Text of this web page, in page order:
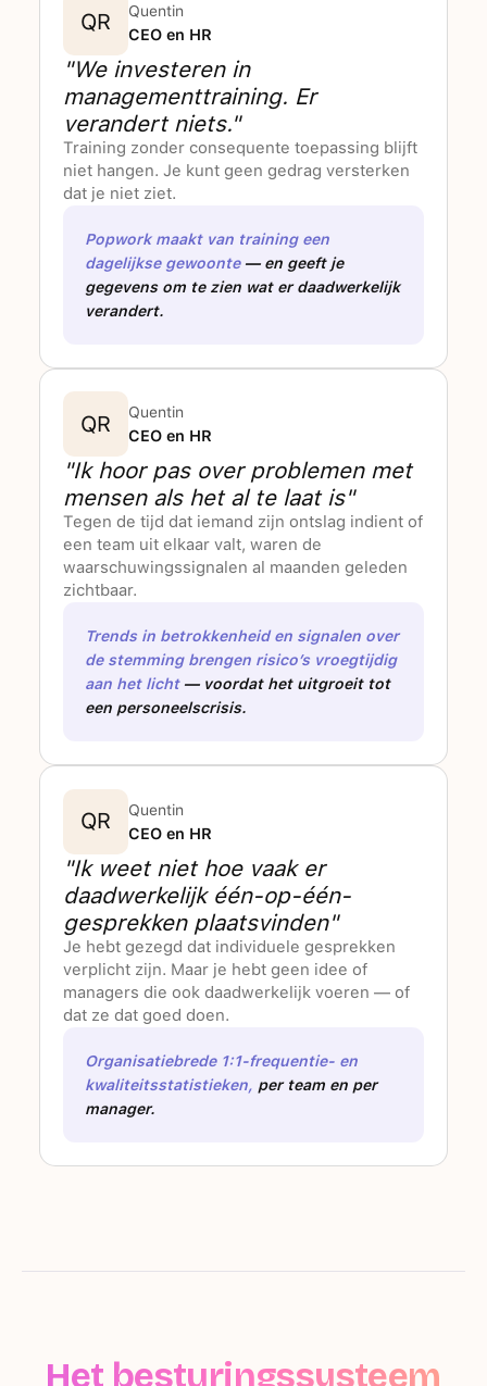
QR Quentin
CEO en HR
"We investeren in
managementtraining. Er
verandert niets."
Training zonder consequente toepassing blijft
niet hangen. Je kunt geen gedrag versterken
dat je niet ziet.
Popwork maakt van training een
dagelijkse gewoonte— en geeft je
gegevens om te zien wat er daadwerkelijk
verandert.
QR Quentin
CEO en HR
"Ik hoor pas over problemen met
mensen als het al te laat is"
Tegen de tijd dat iemand zijn ontslag indient of
een team uit elkaar valt, waren de
waarschuwingssignalen al maanden geleden
zichtbaar.
Trends in betrokkenheid en signalen over
de stemming brengen risico’s vroegtijdig
aan het licht— voordat het uitgroeit tot
een personeelscrisis.
QR Quentin
CEO en HR
"Ik weet niet hoe vaak er
daadwerkelijk één-op-één-
gesprekken plaatsvinden"
Je hebt gezegd dat individuele gesprekken
verplicht zijn. Maar je hebt geen idee of
managers die ook daadwerkelijk voeren — of
dat ze dat goed doen.
Organisatiebrede 1:1-frequentie- en
kwaliteitsstatistieken, per team en per
manager.
Het besturingssysteem